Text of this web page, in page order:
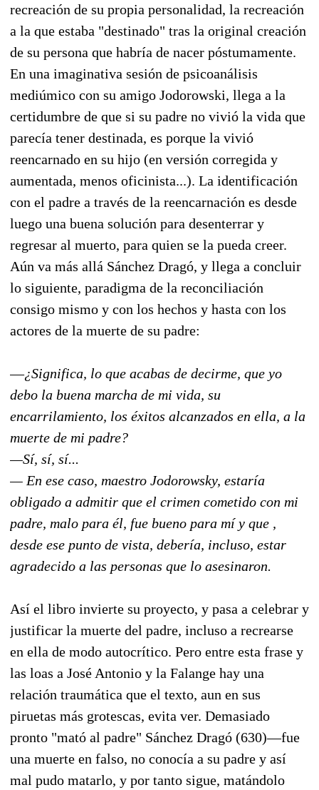
recreación de su propia personalidad, la recreación
a la que estaba "destinado" tras la original creación
de su persona que habría de nacer póstumamente.
En una imaginativa sesión de psicoanálisis
mediúmico con su amigo Jodorowski, llega a la
certidumbre de que si su padre no vivió la vida que
parecía tener destinada, es porque la vivió
reencarnado en su hijo (en versión corregida y
aumentada, menos oficinista...). La identificación
con el padre a través de la reencarnación es desde
luego una buena solución para desenterrar y
regresar al muerto, para quien se la pueda creer.
Aún va más allá Sánchez Dragó, y llega a concluir
lo siguiente, paradigma de la reconciliación
consigo mismo y con los hechos y hasta con los
actores de la muerte de su padre:
—¿Significa, lo que acabas de decirme, que yo
debo la buena marcha de mi vida, su
encarrilamiento, los éxitos alcanzados en ella, a la
muerte de mi padre?
—Sí, sí, sí...
— En ese caso, maestro Jodorowsky, estaría
obligado a admitir que el crimen cometido con mi
padre, malo para él, fue bueno para mí y que ,
desde ese punto de vista, debería, incluso, estar
agradecido a las personas que lo asesinaron.
Así el libro invierte su proyecto, y pasa a celebrar y
justificar la muerte del padre, incluso a recrearse
en ella de modo autocrítico. Pero entre esta frase y
las loas a José Antonio y la Falange hay una
relación traumática que el texto, aun en sus
piruetas más grotescas, evita ver. Demasiado
pronto "mató al padre" Sánchez Dragó (630)—fue
una muerte en falso, no conocía a su padre y así
mal pudo matarlo, y por tanto sigue, matándolo